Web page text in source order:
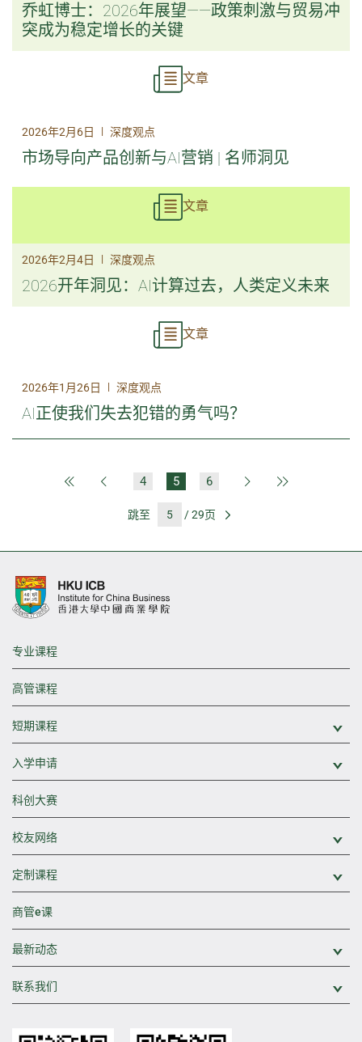
乔虹博士：2026年展望——政策刺激与贸易冲
突成为稳定增长的关键
文章
2026年2月6日 | 深度观点
市场导向产品创新与AI营销 | 名师洞见
文章
2026年2月4日 | 深度观点
2026开年洞见：AI计算过去，人类定义未来
文章
2026年1月26日 | 深度观点
AI正使我们失去犯错的勇气吗？
第一页 上一页
4 5 6 下一页
跳至 / 29页
专业课程
高管课程
短期课程
入学申请
科创大赛
校友网络
定制课程
商管e课
最新动态
联系我们